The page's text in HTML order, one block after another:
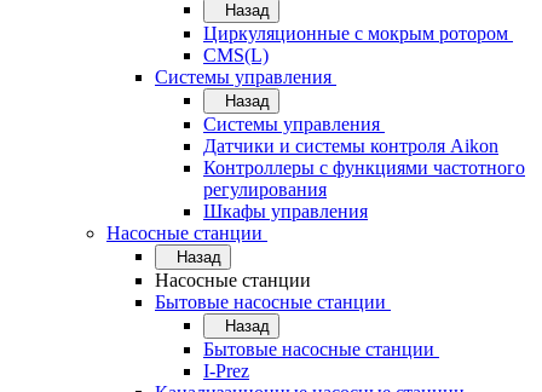
Назад
Циркуляционные с мокрым ротором
CMS(L)
Системы управления
Назад
Системы управления
Датчики и системы контроля Aikon
Контроллеры с функциями частотного
регулирования
Шкафы управления
Насосные станции
Назад
Насосные станции
Бытовые насосные станции
Назад
Бытовые насосные станции
I-Prez